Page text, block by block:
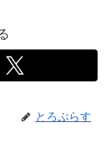
とろぷらす